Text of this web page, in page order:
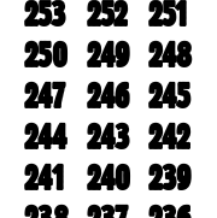
253 252 251
250 249 248
247 246 245
244 243 242
241 240 239